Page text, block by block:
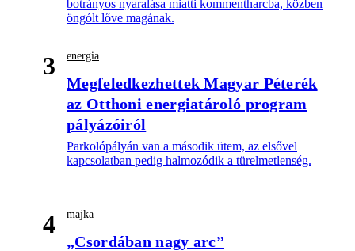
botrányos nyaralása miatti kommentharcba, közben
öngólt lőve magának.
3 energia
Megfeledkezhettek Magyar Péterék
az Otthoni energiatároló program
pályázóiról
Parkolópályán van a második ütem, az elsővel
kapcsolatban pedig halmozódik a türelmetlenség.
4 majka
„Csordában nagy arc”